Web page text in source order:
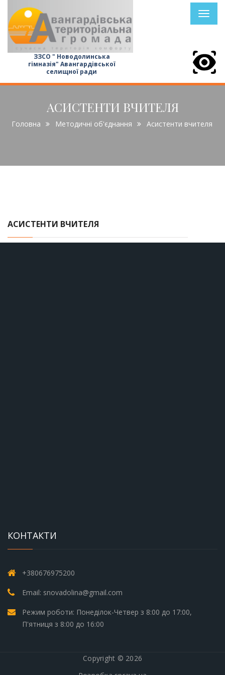
ЗЗСО " Новодолинська
гімназія" Авангардівської
селищної ради
АСИСТЕНТИ ВЧИТЕЛЯ
Головна Методичні об'єднання Асистенти вчителя
АСИСТЕНТИ ВЧИТЕЛЯ
КОНТАКТИ
+380676975200
Email: snovadolina@gmail.com
Режим роботи: Понеділок-Четвер з 8:00 до 17:00,
П'ятниця з 8:00 до 16:00
Copyright © 2026